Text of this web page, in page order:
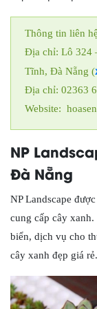
Thông tin liên
Địa chỉ: Lô 324
Tĩnh, Đà Nẵng (
Địa chỉ: 02363
Website:
NP
Đà Nẵng
NP Landscape
cung cấp cây
biển, dịch vụ cho
cây xanh đẹp giá rẻ.